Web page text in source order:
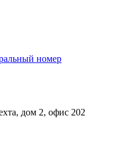
номер
дом 2, офис 202